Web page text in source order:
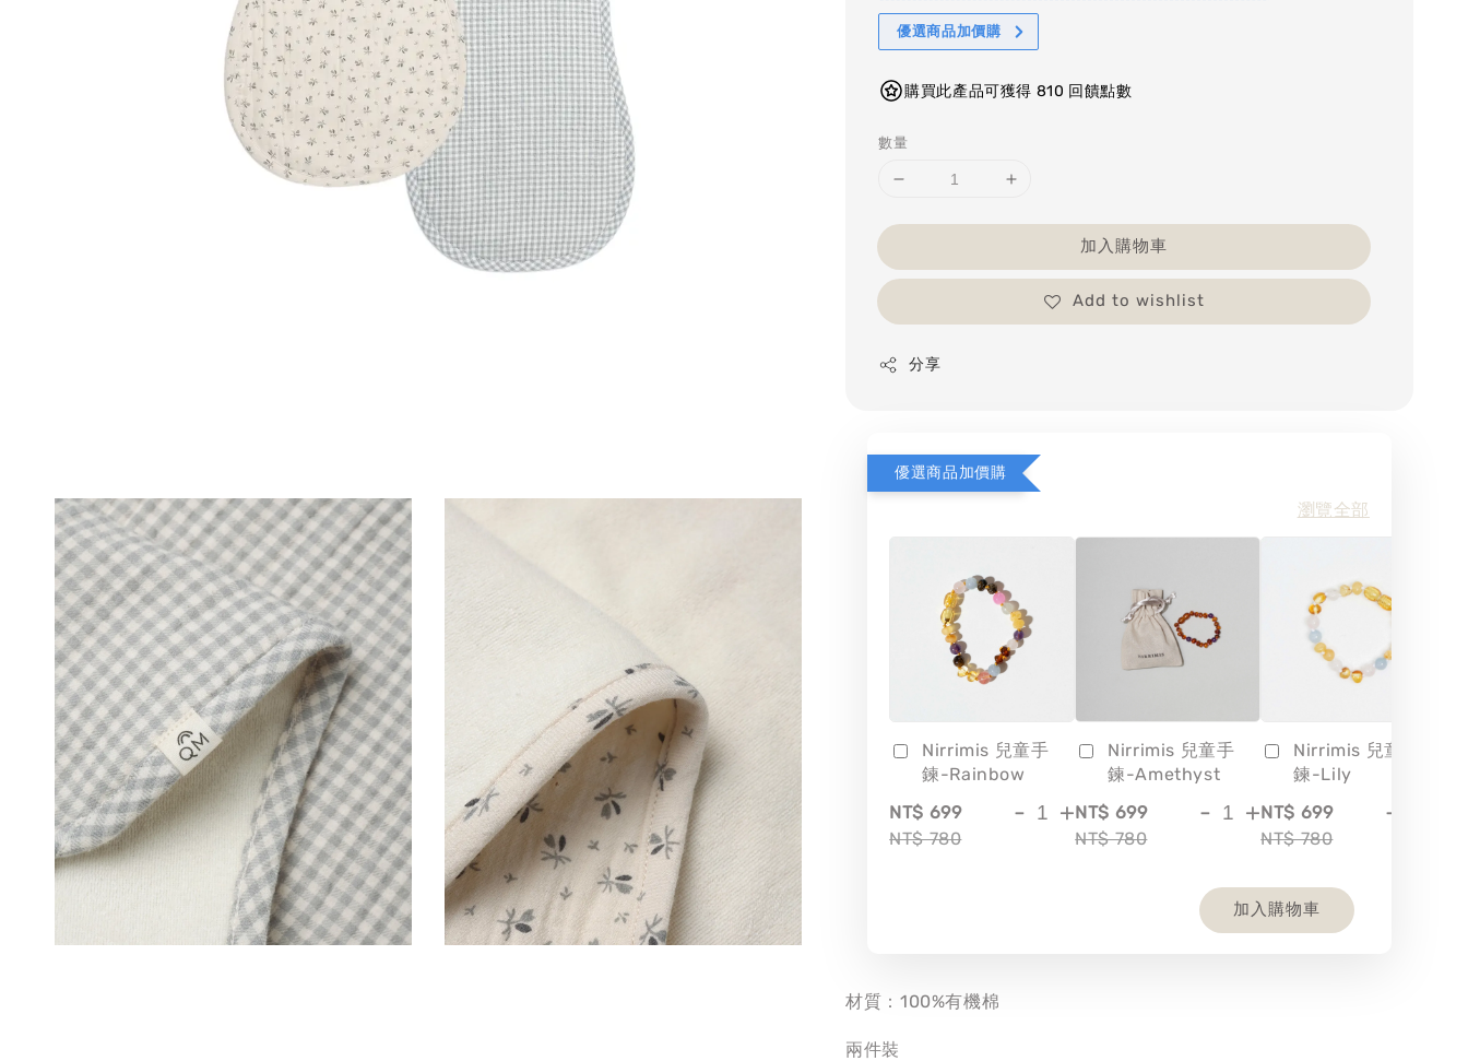
優選商品加價購
購買此產品可獲得 810 回饋點數
數量
加入購物車
Add to wishlist
分享
優選商品加價購
瀏覽全部
Nirrimis 兒童手
鍊-Rainbow
NT$ 699
NT$ 780
- +
Nirrimis 兒童手
鍊-Amethyst
NT$ 699
NT$ 780
- +
Nirrimis 兒童手
鍊-Lily
NT$ 699
NT$ 780
-
加入購物車
材質：100%有機棉
兩件裝